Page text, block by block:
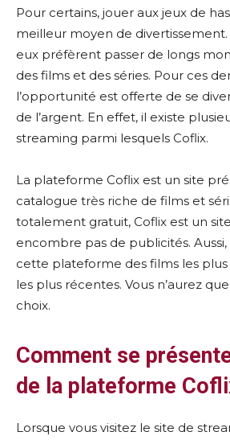
Pour certains, jouer aux jeux de
meilleur moyen de divertissement.
eux préfèrent passer de longs
des films et des séries. Pour ces
l’opportunité est offerte de se
de l’argent. En effet, il existe
streaming parmi lesquels Coflix.
La plateforme Coflix est un site
catalogue très riche de films et
totalement gratuit, Coflix est un
encombre pas de publicités.
cette plateforme des films les plus
les plus récentes. Vous n’aurez
choix.
Comment se
de la plateforme
Lorsque vous visitez le site de